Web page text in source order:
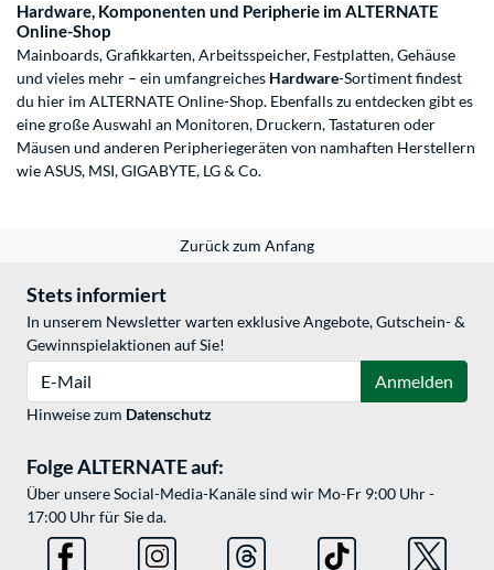
Hardware, Komponenten und Peripherie im ALTERNATE
Online-Shop
Mainboards, Grafikkarten, Arbeitsspeicher, Festplatten, Gehäuse
und vieles mehr – ein umfangreiches Hardware-Sortiment findest
du hier im ALTERNATE Online-Shop. Ebenfalls zu entdecken gibt es
eine große Auswahl an Monitoren, Druckern, Tastaturen oder
Mäusen und anderen Peripheriegeräten von namhaften Herstellern
wie ASUS, MSI, GIGABYTE, LG & Co.
Zurück zum Anfang
Stets informiert
In unserem Newsletter warten exklusive Angebote, Gutschein- &
Gewinnspielaktionen auf Sie!
Anmelden
Hinweise zum Datenschutz
Folge ALTERNATE auf:
Über unsere Social-Media-Kanäle sind wir Mo-Fr 9:00 Uhr -
17:00 Uhr für Sie da.